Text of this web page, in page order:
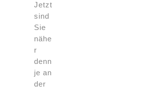
Jetzt
sind
Sie
nähe
r
denn
je an
der